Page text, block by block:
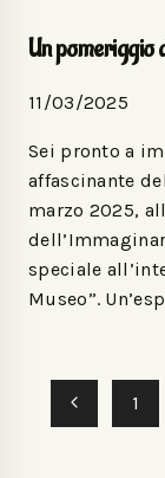
Un pomeriggio
11/03/2025
Sei pronto a
affascinante
marzo 2025,
speciale
Museo”.
1